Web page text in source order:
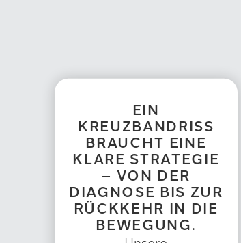
EIN
KREUZBANDRISS
BRAUCHT EINE
KLARE STRATEGIE
– VON DER
DIAGNOSE BIS ZUR
RÜCKKEHR IN DIE
BEWEGUNG.